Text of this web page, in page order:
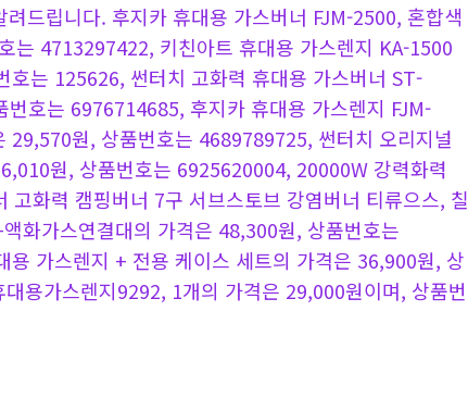
드립니다. 후지카 휴대용 가스버너 FJM-2500, 혼합색
는 4713297422, 키친아트 휴대용 가스렌지 KA-1500
는 125626, 썬터치 고화력 휴대용 가스버너 ST-
호는 6976714685, 후지카 휴대용 가스렌지 FJM-
29,570원, 상품번호는 4689789725, 썬터치 오리지널
원, 상품번호는 6925620004, 20000W 강력화력
고화력 캠핑버너 7구 서브스토브 강염버너 티류으스, 칠
화가스연결대의 가격은 48,300원, 상품번호는
가스렌지 + 전용 케이스 세트의 가격은 36,900원, 상
용가스렌지9292, 1개의 가격은 29,000원이며, 상품번